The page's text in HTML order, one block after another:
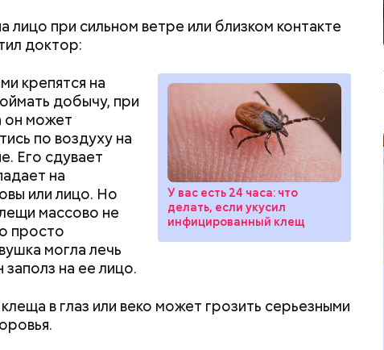
лицо при сильном ветре или близком контакте
доктор:
У вас есть 24 часа: что
делать, если укусил
инфицированный клещ
крепятся на
добычу, при
он может
по воздуху на
Его сдувает
на
или лицо. Но
массово не
просто
могла лечь
заполз на ее лицо.
в глаз или веко может грозить серьезными
придумал американский
в 1987 году. Так как цифра восемь
то и дата была выбрана «08.08». В этот
тематические лекции по математике и
выставки на тему бесконечности.
штраф
рублей от государства при